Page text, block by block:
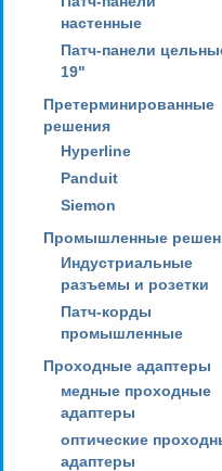
настенные
Патч-панели
19"
Претерминированные
решения
Hyperline
Panduit
Siemon
Промышленные
Индустриальные
разъемы и розетки
Патч-корды
промышленные
Проходные адаптеры
медные проходные
адаптеры
оптические
адаптеры